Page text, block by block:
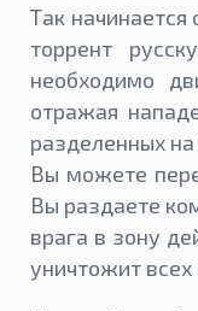
Так начинается
торрент
необходимо
отражая
разделенных
Вы можете
Вы раздаете
врага в зону
уничтожит всех